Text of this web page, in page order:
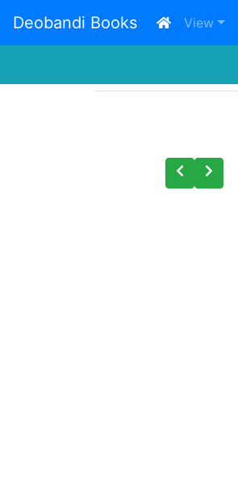
Deobandi Books (current)
View